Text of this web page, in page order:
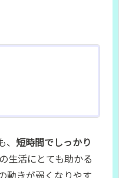
短時間でしっかり
生活にとても助かる